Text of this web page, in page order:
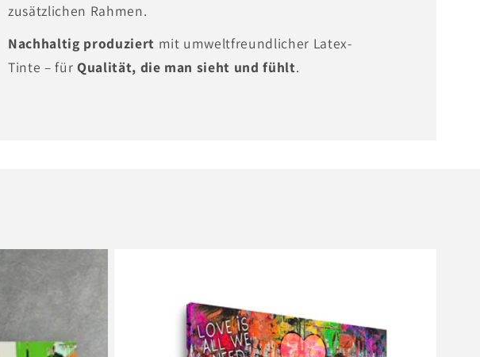
zusätzlichen Rahmen.
Nachhaltig produziert mit umweltfreundlicher Latex-
Tinte – für Qualität, die man sieht und fühlt.